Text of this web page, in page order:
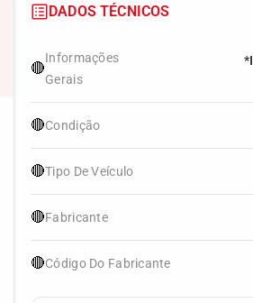
DADOS TÉCNICOS
🔴
Informações
Gerais
🔴Condição
🔴Tipo De Veículo
🔴Fabricante
🔴Código Do Fabricante